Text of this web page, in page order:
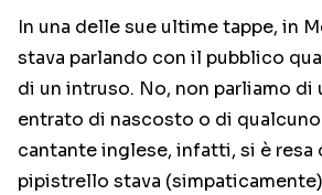
In una delle sue ultime tappe, in
stava parlando con il pubblico
di un intruso. No, non parliamo
entrato di nascosto o di
cantante inglese, infatti, si è resa
pipistrello stava